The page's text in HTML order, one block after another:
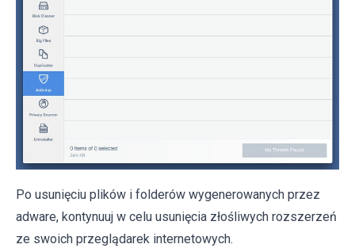
Po usunięciu plików i folderów wygenerowanych przez
adware, kontynuuj w celu usunięcia złośliwych rozszerzeń
ze swoich przeglądarek internetowych.